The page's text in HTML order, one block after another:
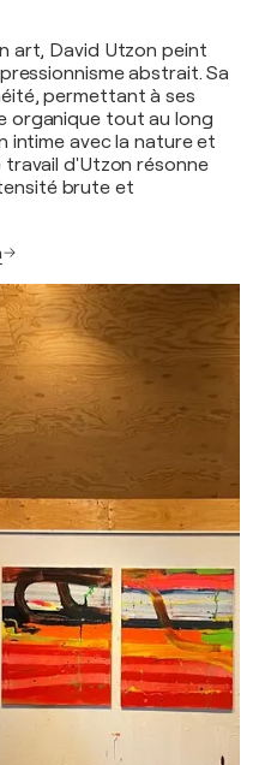
art, David Utzon peint
abstrait. Sa
permettant à ses
organique tout au long
intime avec la nature et
travail d'Utzon résonne
brute et